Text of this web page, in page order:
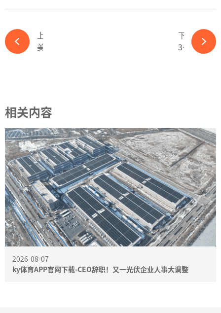
下一篇
3521%！东南亚四国光伏产能结局已定-ky体育APP官网下载
相关内容
2026-08-07
ky体育APP官网下载-CEO辞职！又一光伏企业人事大调整